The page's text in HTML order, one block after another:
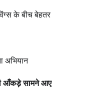
के बीच बेहतर
अभियान
आँकड़े सामने आए